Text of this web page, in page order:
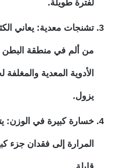
لفترة طويلة.
تشنجات معدية: يعاني
من ألم في منطقة البطن
الأدوية المعدية والمغلفة
يزول.
خسارة كبيرة في
المرارة إلى فقدان جزء